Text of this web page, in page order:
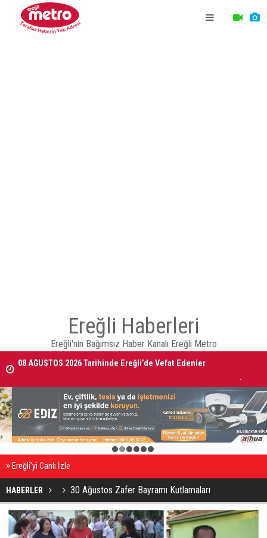
Ereğli Haberleri
Ereğli'nin Bağımsız Haber Kanalı Ereğli Metro
08 AĞUSTOS 2026 Tarihinde Ereğli’de Vefat Edenler
Ereğli Kaymakam Genel, Genç Voleybolcuların Antrenmanını İzledi
2 3 4 5 6
Ereğli’yi Canlı İzle
HABERLER 30 Ağustos Zafer Bayramı Kutlamaları